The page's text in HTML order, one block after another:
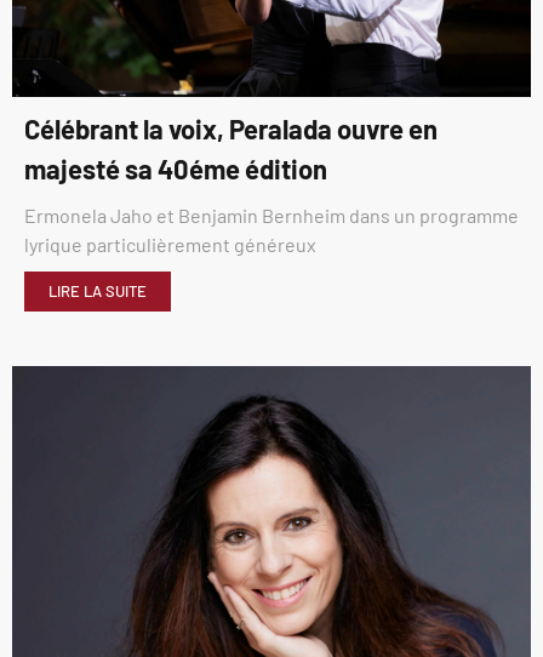
Célébrant la voix, Peralada ouvre en
majesté sa 40éme édition
Ermonela Jaho et Benjamin Bernheim dans un programme
lyrique particulièrement généreux
LIRE LA SUITE